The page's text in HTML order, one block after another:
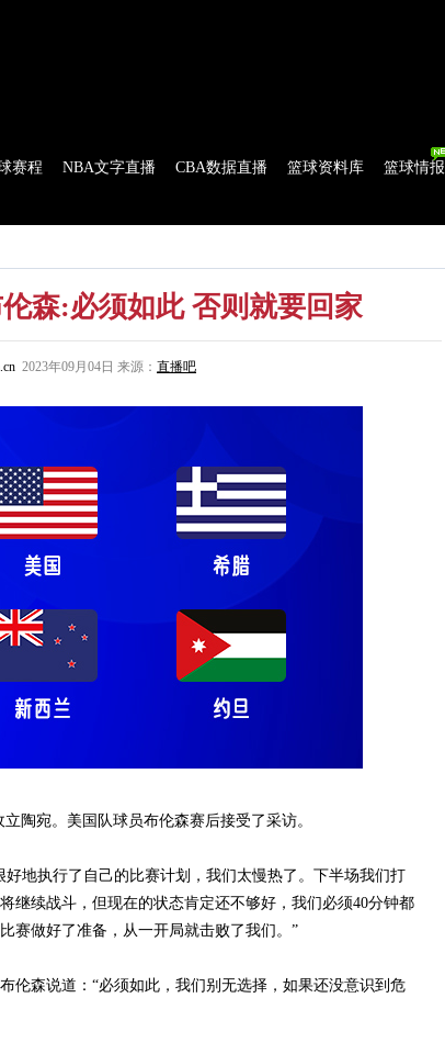
赛程 NBA文字直播 CBA数据直播 篮球资料库 篮球情报
森:必须如此 否则就要回家
2023年09月04日 来源： 直播吧
宛。美国队球员布伦森赛后接受了采访。
地执行了自己的比赛计划，我们太慢热了。下半场我们打
继续战斗，但现在的状态肯定还不够好，我们必须40分钟都
赛做好了准备，从一开局就击败了我们。”
森说道：“必须如此，我们别无选择，如果还没意识到危